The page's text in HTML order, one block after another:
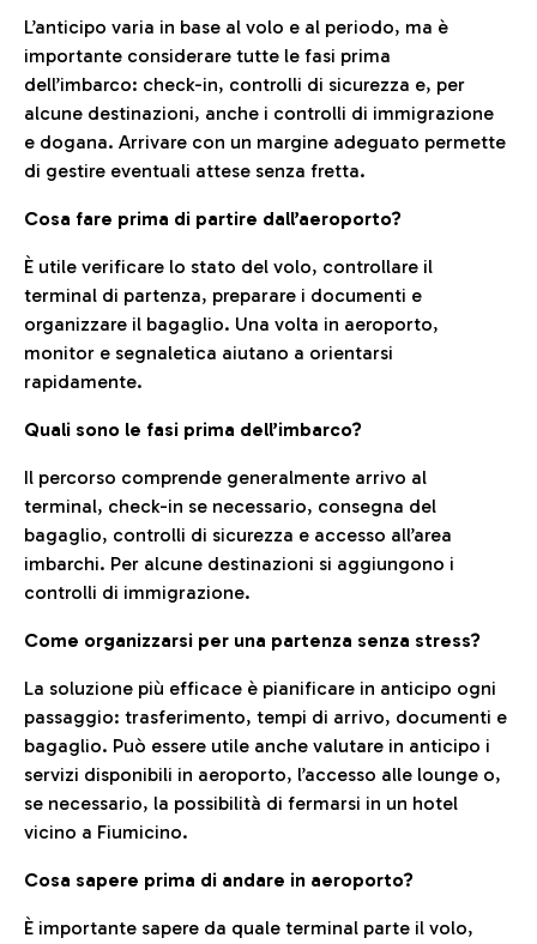
L’anticipo varia in base al volo e al periodo, ma è
importante considerare tutte le fasi prima
dell’imbarco: check-in, controlli di sicurezza e, per
alcune destinazioni, anche i controlli di immigrazione
e dogana. Arrivare con un margine adeguato permette
di gestire eventuali attese senza fretta.
Cosa fare prima di partire dall’aeroporto?
È utile verificare lo stato del volo, controllare il
terminal di partenza, preparare i documenti e
organizzare il bagaglio. Una volta in aeroporto,
monitor e segnaletica aiutano a orientarsi
rapidamente.
Quali sono le fasi prima dell’imbarco?
Il percorso comprende generalmente arrivo al
terminal, check-in se necessario, consegna del
bagaglio, controlli di sicurezza e accesso all’area
imbarchi. Per alcune destinazioni si aggiungono i
controlli di immigrazione.
Come organizzarsi per una partenza senza stress?
La soluzione più efficace è pianificare in anticipo ogni
passaggio: trasferimento, tempi di arrivo, documenti e
bagaglio. Può essere utile anche valutare in anticipo i
servizi disponibili in aeroporto, l’accesso alle lounge o,
se necessario, la possibilità di fermarsi in un hotel
vicino a Fiumicino.
Cosa sapere prima di andare in aeroporto?
È importante sapere da quale terminal parte il volo,